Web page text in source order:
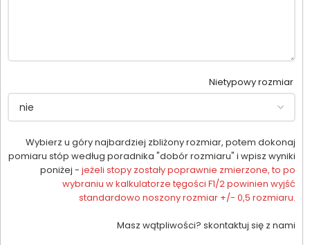
Nietypowy rozmiar
Wybierz u góry najbardziej zbliżony rozmiar, potem dokonaj
pomiaru stóp według poradnika "dobór rozmiaru" i wpisz wyniki
poniżej - jeżeli stopy zostały poprawnie zmierzone, to po
wybraniu w kalkulatorze tęgości F1/2 powinien wyjść
standardowo noszony rozmiar +/- 0,5 rozmiaru.
Masz wątpliwości? skontaktuj się z nami